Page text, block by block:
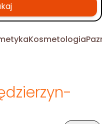
Kosmetologia